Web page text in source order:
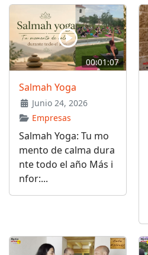
00:01:07
Salmah Yoga
Junio 24, 2026
Empresas
Salmah Yoga: Tu mo
mento de calma dura
nte todo el año Más i
nfor:...